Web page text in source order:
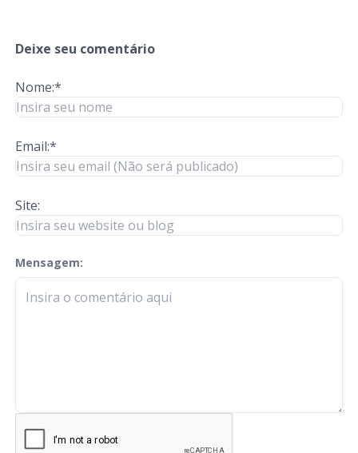
Deixe seu comentário
Nome:*
Email:*
Site:
Mensagem:
check-terms